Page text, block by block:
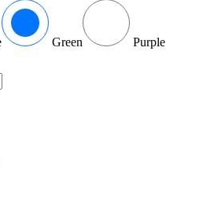
Green
Purple